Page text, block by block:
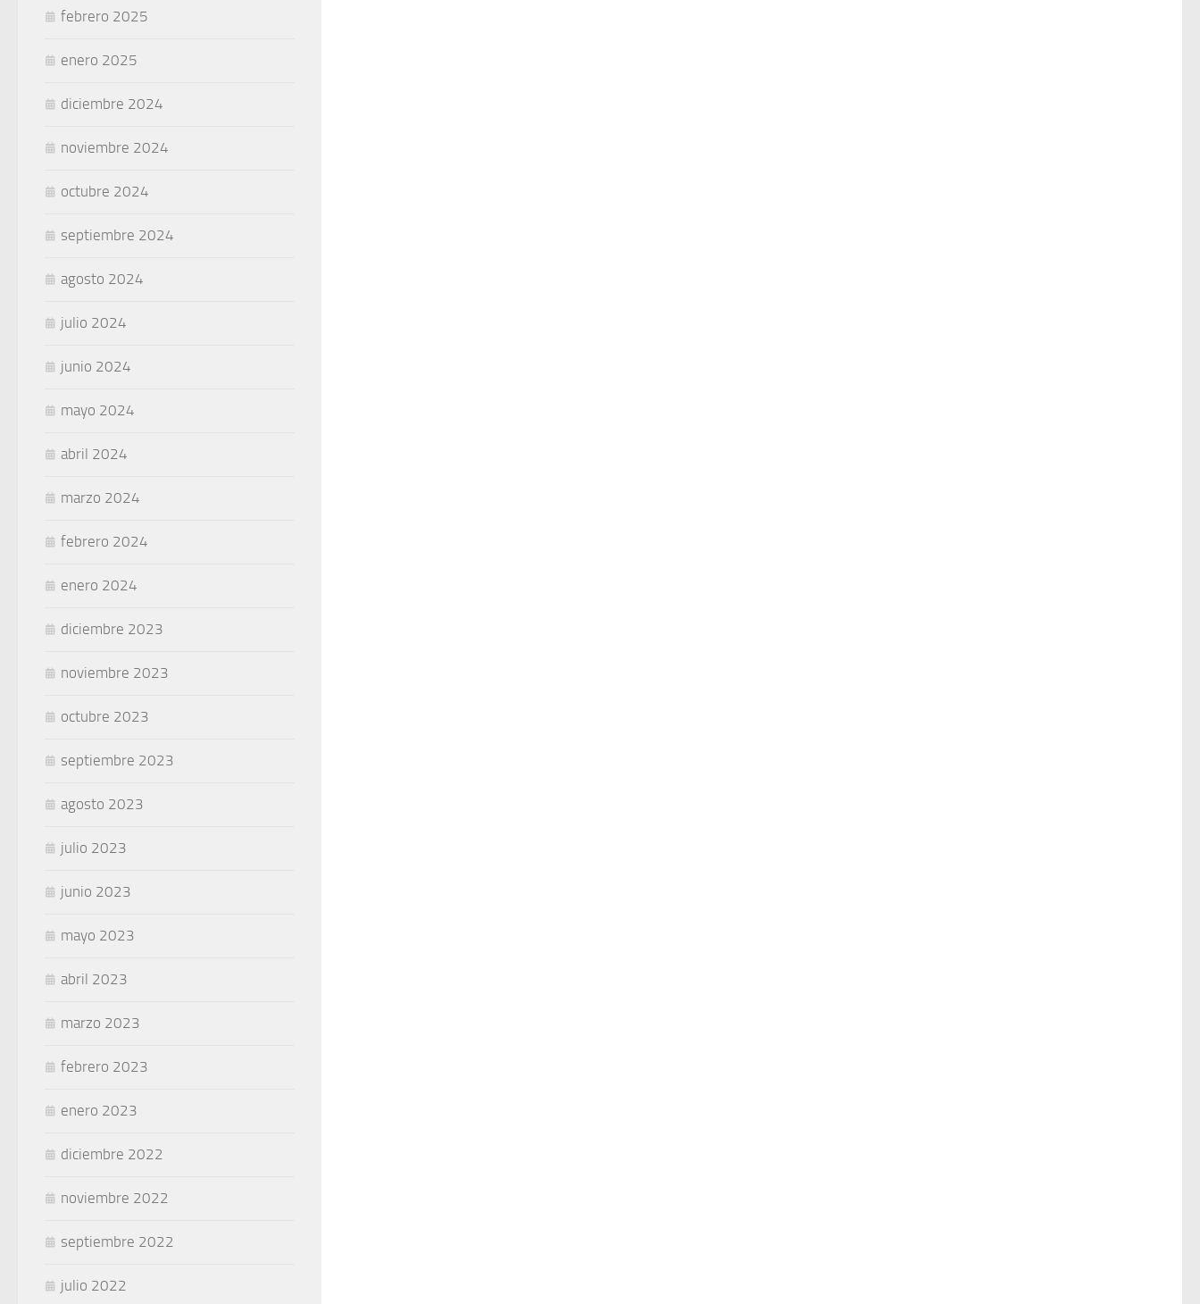
febrero 2025
enero 2025
diciembre 2024
noviembre 2024
octubre 2024
septiembre 2024
agosto 2024
julio 2024
junio 2024
mayo 2024
abril 2024
marzo 2024
febrero 2024
enero 2024
diciembre 2023
noviembre 2023
octubre 2023
septiembre 2023
agosto 2023
julio 2023
junio 2023
mayo 2023
abril 2023
marzo 2023
febrero 2023
enero 2023
diciembre 2022
noviembre 2022
septiembre 2022
julio 2022